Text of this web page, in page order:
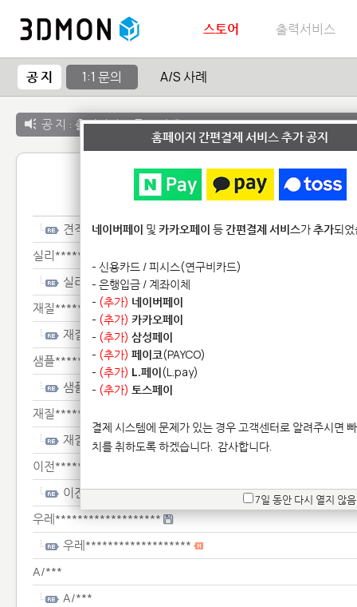
스토어 출력서비스
공 지 1:1 문의 A/S 사례
공 지 : 출력서비스 종료 안내
1:1 문
견적********
실리*****************
실리*****************
재질******
재질******
샘플*******
샘플*******
재질*********
재질*********
이전*****************
이전*****************
우레*******************
우레*******************
A/***
A/***
홈페이지 간편결제 서비스 추가 공지
네이버페이 및 카카오페이 등간편결제 서비스가추가되
- 신용카드 / 피시스(연구비카드)
- 은행입금 / 계좌이체
- (추가) 네이버페이
- (추가) 카카오페이
- (추가) 삼성페이
- (추가) 페이코(PAYCO)
- (추가) L.페이(L.pay)
- (추가) 토스페이
결제 시스템에 문제가 있는 경우 고객센터로 알려주시면
치를 취하도록 하겠습니다. 감사합니다.
7일 동안 다시 열지 않음